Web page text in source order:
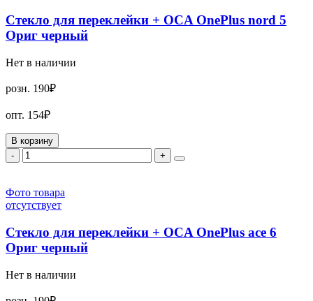
Стекло для переклейки + OCA OnePlus nord 5
Ориг черный
Нет в наличии
розн. 190₽
опт. 154₽
В корзину
-
+
Фото товара
отсутствует
Стекло для переклейки + OCA OnePlus ace 6
Ориг черный
Нет в наличии